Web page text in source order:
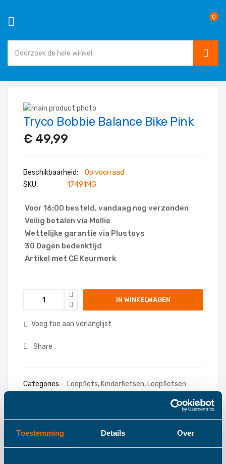
Toestemming Details Over
0
Ga
naar
einde
de
afbeeldingen-
Ga
het
van
de
gallerij
Tryco Bobbie Balance Bike Pink
€ 49,99
Op voorraad
SKU
17491MG
Voor 16:00 besteld, vandaag nog verzonden
Veilig betalen via Mollie
Wettelijke garantie via Plustoys
30 Dagen bedenktijd
Artikel met CE Keurmerk
IN WINKELWAGEN
Voeg toe aan verlanglijst
Share
Categories: Loopfiets, Kinderfietsen, Loopfietsen
Details